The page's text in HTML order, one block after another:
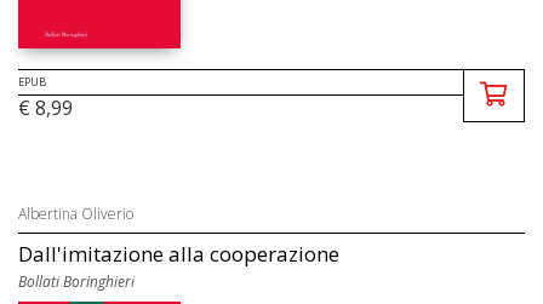
EPUB
€ 8,99
Albertina Oliverio
Dall'imitazione alla cooperazione
Bollati Boringhieri